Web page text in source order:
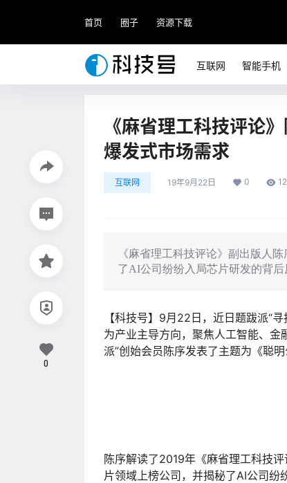
首页 圈子 资源下载
互联网 智能手机
《麻省理工科技评论
爆发式市场需求
互联网 19年9月22日 0
《麻省理工科技评论》副出版人
了AI公司纷纷入局芯片研发的背后
【科技号】9月22日，近日题跋派“
为产业主导方向，聚焦人工智能、金
派”创始会员陈序发表了主题为《聪
陈序解读了2019年《麻省理工科技
片领域上榜公司，并揭秘了AI公司纷
0